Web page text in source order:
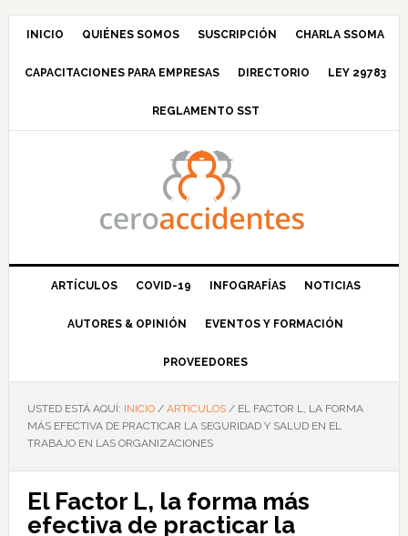
Saltar
navegación
Saltar
principal
Saltar
barra
principal
Saltar
INICIO QUIÉNES SOMOS SUSCRIPCIÓN CHARLA SSOMA
CAPACITACIONES PARA EMPRESAS DIRECTORIO LEY 29783
REGLAMENTO SST
ARTÍCULOS COVID-19 INFOGRAFÍAS NOTICIAS
AUTORES & OPINIÓN EVENTOS Y FORMACIÓN
PROVEEDORES
USTED ESTÁ AQUÍ: INICIO / ARTÍCULOS /EL FACTOR L, LA FORMA
MÁS EFECTIVA DE PRACTICAR LA SEGURIDAD Y SALUD EN EL
TRABAJO EN LAS ORGANIZACIONES
El Factor L, la forma más
efectiva de practicar la